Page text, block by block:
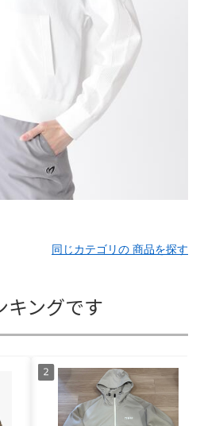
同じカテゴリの 商品を探す
キングです